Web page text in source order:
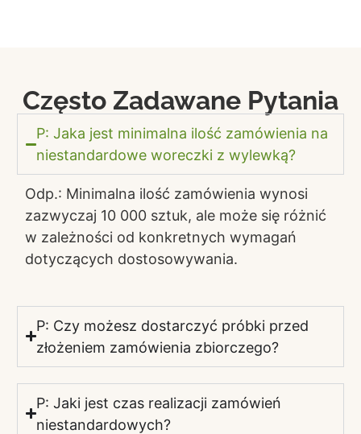
Często Zadawane Pytania
P: Jaka jest minimalna ilość zamówienia na
niestandardowe woreczki z wylewką?
Odp.: Minimalna ilość zamówienia wynosi
zazwyczaj 10 000 sztuk, ale może się różnić
w zależności od konkretnych wymagań
dotyczących dostosowywania.
P: Czy możesz dostarczyć próbki przed
złożeniem zamówienia zbiorczego?
P: Jaki jest czas realizacji zamówień
niestandardowych?